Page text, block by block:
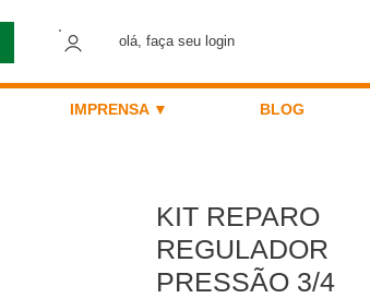
olá, faça seu login
IMPRENSA ▼ BLOG
KIT REPARO
REGULADOR
PRESSÃO 3/4